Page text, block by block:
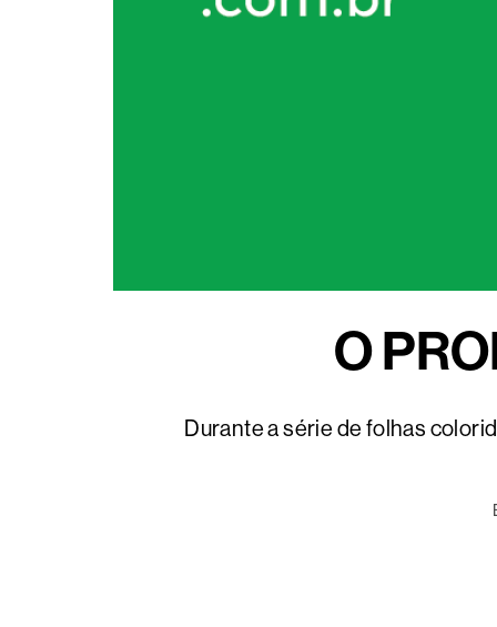
O
Durante a série de folhas